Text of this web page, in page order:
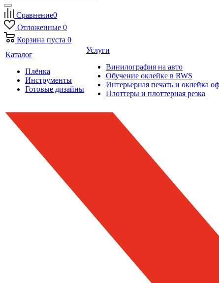
Сравнение0
Отложенные 0
Корзина пуста 0
Каталог
Плёнка
Инструменты
Готовые дизайны
Услуги
Винилография на авто
Обучение оклейке в RWS
Интерьерная печать и оклейка
Плоттеры и плоттерная резка